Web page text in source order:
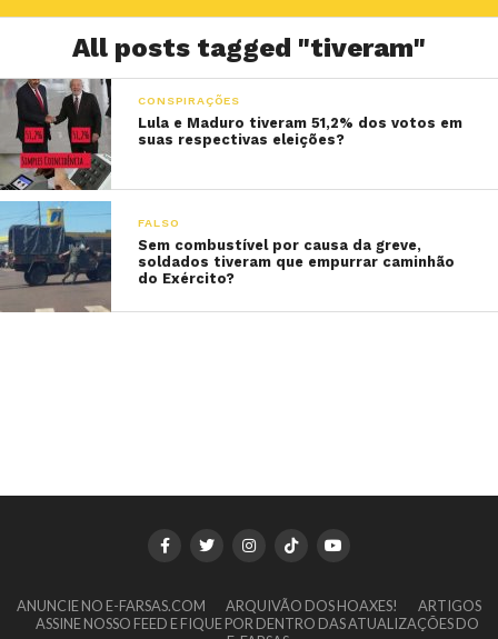
All posts tagged "tiveram"
CONSPIRAÇÕES
Lula e Maduro tiveram 51,2% dos votos em
suas respectivas eleições?
FALSO
Sem combustível por causa da greve,
soldados tiveram que empurrar caminhão
do Exército?
ANUNCIE NO E-FARSAS.COM ARQUIVÃO DOS HOAXES!
ARTIGOS
ASSINE NOSSO FEED E FIQUE POR DENTRO DAS ATUALIZAÇÕES DO